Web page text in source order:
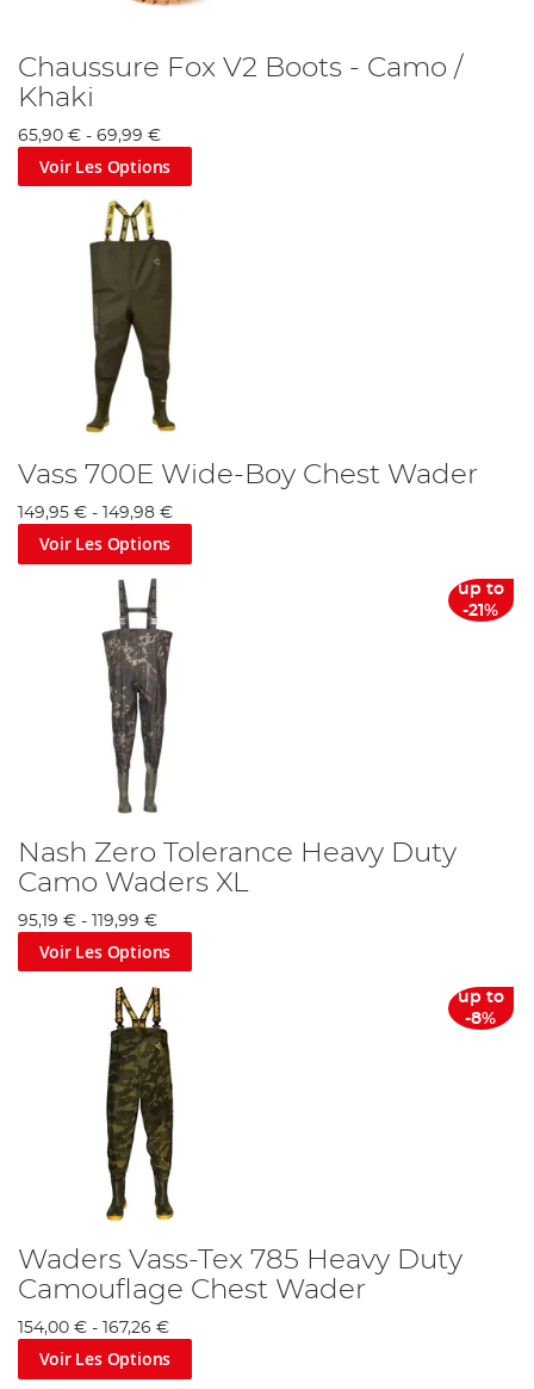
Chaussure Fox V2 Boots - Camo /
Khaki
65,90 € - 69,99 €
Voir Les Options
Vass 700E Wide-Boy Chest Wader
149,95 € - 149,98 €
Voir Les Options
up to
-21%
Nash Zero Tolerance Heavy Duty
Camo Waders XL
95,19 € - 119,99 €
Voir Les Options
up to
-8%
Waders Vass-Tex 785 Heavy Duty
Camouflage Chest Wader
154,00 € - 167,26 €
Voir Les Options